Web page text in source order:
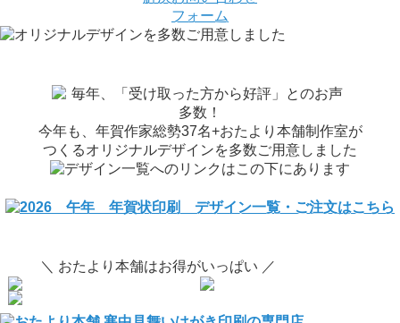
フォーム
今年も、年賀作家総勢37名+おたより本舗制作室が
つくるオリジナルデザインを多数ご用意しました
＼ おたより本舗はお得がいっぱい ／